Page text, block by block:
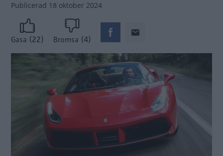
Publicerad 18 oktober 2024
Gasa (22) Bromsa (4)